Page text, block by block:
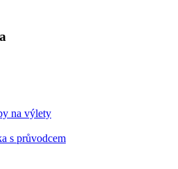
na výlety
s průvodcem